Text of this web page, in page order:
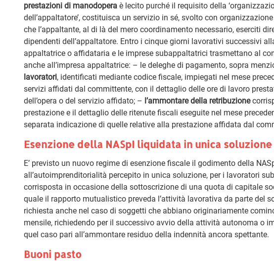
prestazioni di manodopera è lecito purché il requisito della
dell’appaltatore’, costituisca un servizio in sé, svolto con
che l’appaltante, al di là del mero coordinamento necessario, eserciti
dipendenti dell’appaltatore. Entro i cinque giorni lavorativi successivi
appaltatrice o affidataria e le imprese subappaltatrici trasmettano al
anche all’impresa appaltatrice: – le deleghe di pagamento, sopra
lavoratori, identificati mediante codice fiscale, impiegati nel mese
servizi affidati dal committente, con il dettaglio delle ore di lavoro
dell’opera o del servizio affidato; – l’ammontare della retribuzione
prestazione e il dettaglio delle ritenute fiscali eseguite nel mese
separata indicazione di quelle relative alla prestazione affidata dal
Esenzione della NASpI liquidata in unica soluzione
E’ previsto un nuovo regime di esenzione fiscale il godimento della
all’autoimprenditorialità percepito in unica soluzione, per i lavoratori
corrisposta in occasione della sottoscrizione di una quota di capitale
quale il rapporto mutualistico preveda l’attività lavorativa da parte del
richiesta anche nel caso di soggetti che abbiano originariamente
mensile, richiedendo per il successivo avvio della attività autonoma o
quel caso pari all’ammontare residuo della indennità ancora spettante.
Buoni pasto